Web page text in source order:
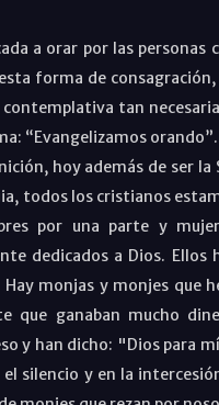
a orar por las personas
forma de
tan
“Evangelizamos orando”.
hoy además de ser
todos los cristianos
por una parte y
dedicados a Dios. Ellos
monjas y monjes que
que ganaban mucho
y han dicho: "Dios para
silencio y en la